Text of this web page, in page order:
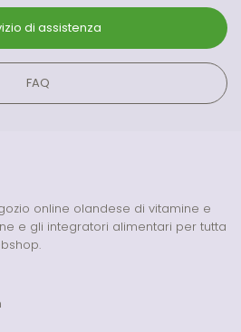
di assistenza
FAQ
online olandese di vitamine e
e gli integratori alimentari per tutta